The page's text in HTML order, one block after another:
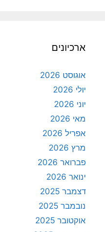
ארכיונים
אוגוסט 2026
יולי 2026
יוני 2026
מאי 2026
אפריל 2026
מרץ 2026
פברואר 2026
ינואר 2026
דצמבר 2025
נובמבר 2025
אוקטובר 2025